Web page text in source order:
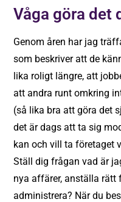
Våga göra det
Genom åren har jag
som beskriver att de
lika roligt längre, att
att andra runt omkring
(så lika bra att göra det
det är dags att ta sig
kan och vill ta företaget
Ställ dig frågan vad är
nya affärer, anställa rätt
administrera? När du